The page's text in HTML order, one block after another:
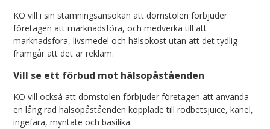
KO vill i sin stämningsansökan att domstolen förbjuder
företagen att marknadsföra, och medverka till att
marknadsföra, livsmedel och hälsokost utan att det tydlig
framgår att det är reklam.
Vill se ett förbud mot hälsopåståenden
KO vill också att domstolen förbjuder företagen att använda
en lång rad hälsopåståenden kopplade till rödbetsjuice, kanel,
ingefära, myntate och basilika.